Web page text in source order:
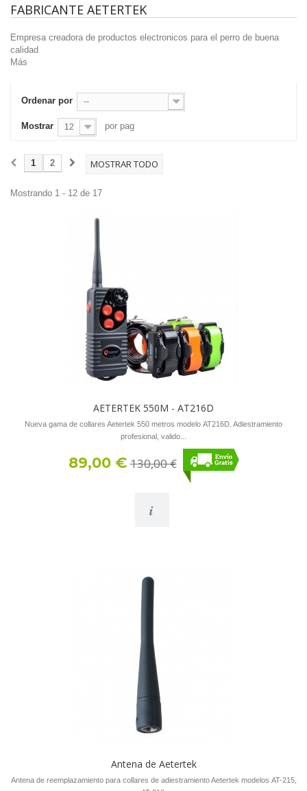
FABRICANTE AETERTEK
Empresa creadora de productos electronicos para el perro de buena
calidad
Más
Ordenar por --
Mostrar 12 por pag
MOSTRAR TODO
1 2
Mostrando 1 - 12 de 17
AETERTEK 550M - AT216D
Nueva gama de collares Aetertek 550 metros modelo AT216D. Adiestramiento
profesional, valido...
89,00 €130,00 €
i
Antena de Aetertek
Antena de reemplazamiento para collares de adiestramiento Aetertek modelos AT-215,